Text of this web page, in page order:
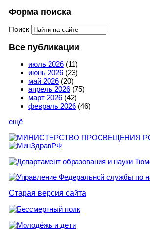
Форма поиска
Поиск
Все публикации
июль 2026 (11)
июнь 2026 (23)
май 2026 (20)
апрель 2026 (75)
март 2026 (42)
февраль 2026 (46)
ещё
Старая версия сайта